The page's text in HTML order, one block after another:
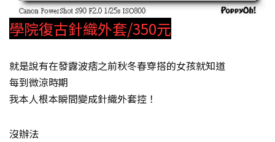
學院復古針織外套/350元
就是說有在發露波痞之前秋冬春穿搭的女孩就知道
每到微涼時期
我本人根本瞬間變成針織外套控！
沒辦法